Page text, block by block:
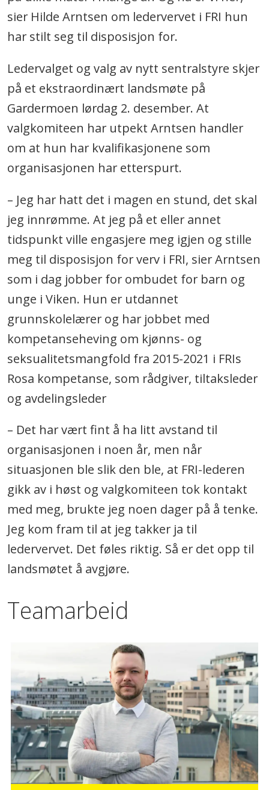
sier Hilde Arntsen om ledervervet i FRI hun
har stilt seg til disposisjon for.
Ledervalget og valg av nytt sentralstyre skjer
på et ekstraordinært landsmøte på
Gardermoen lørdag 2. desember. At
valgkomiteen har utpekt Arntsen handler
om at hun har kvalifikasjonene som
organisasjonen har etterspurt.
– Jeg har hatt det i magen en stund, det skal
jeg innrømme. At jeg på et eller annet
tidspunkt ville engasjere meg igjen og stille
meg til disposisjon for verv i FRI, sier Arntsen
som i dag jobber for ombudet for barn og
unge i Viken. Hun er utdannet
grunnskolelærer og har jobbet med
kompetanseheving om kjønns- og
seksualitetsmangfold fra 2015-2021 i FRIs
Rosa kompetanse, som rådgiver, tiltaksleder
og avdelingsleder
– Det har vært fint å ha litt avstand til
organisasjonen i noen år, men når
situasjonen ble slik den ble, at FRI-lederen
gikk av i høst og valgkomiteen tok kontakt
med meg, brukte jeg noen dager på å tenke.
Jeg kom fram til at jeg takker ja til
ledervervet. Det føles riktig. Så er det opp til
landsmøtet å avgjøre.
Teamarbeid